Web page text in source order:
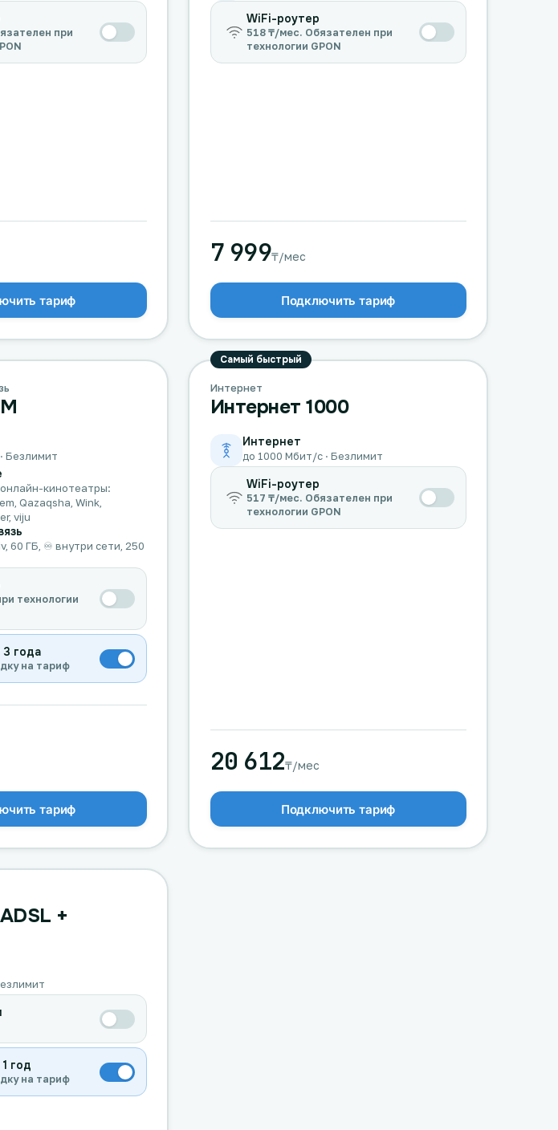
при
тариф
WiFi-роутер
518 ₸/мес. Обязателен при
технологии GPON
7 999₸/мес
Подключить тариф
Безлимит
кинотеатры:
Qazaqsha, Wink,
viju
60 ГБ, ♾️ внутри сети, 250
технологии
года
на тариф
тариф
Самый быстрый
Интернет
Интернет 1000
Интернет
до 1000 Мбит/с · Безлимит
WiFi-роутер
517 ₸/мес. Обязателен при
технологии GPON
20 612₸/мес
Подключить тариф
+
год
на тариф